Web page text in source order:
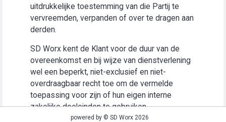
uitdrukkelijke toestemming van die Partij te
vervreemden, verpanden of over te dragen aan
derden.
SD Worx kent de Klant voor de duur van de
overeenkomst en bij wijze van dienstverlening
wel een beperkt, niet-exclusief en niet-
overdraagbaar recht toe om de vermelde
toepassing voor zijn of hun eigen interne
zakelijke doeleinden te gebruiken
(“Gebruiksrecht”).powered by © SD Worx 2026